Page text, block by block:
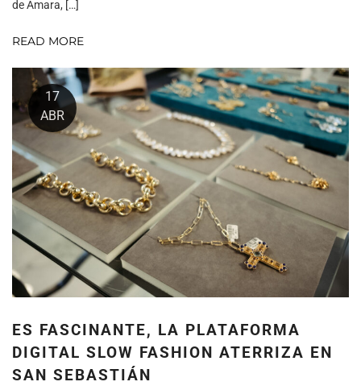
de Amara, […]
READ MORE
17
ABR
ES FASCINANTE, LA PLATAFORMA
DIGITAL SLOW FASHION ATERRIZA EN
SAN SEBASTIÁN